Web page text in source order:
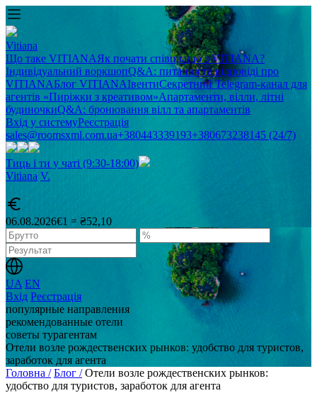
Vitiana
Що таке VITIANAЯк почати співпрацю з VITIANA?
Індивідуальний воркшопQ&A: питання та відповіді про
VITIANAБлог VITIANAІвентиСекретний Telegram-канал для
агентів «Пиріжки з креативом»Апартаменти, вілли, літні
будиночкиQ&A: бронювання вілл та апартаментів
Вхід у системуРеєстрація
sales@roomsxml.com.ua+380443339193+380673238145 (24/7)
Тиць і ти у чаті (9:30-18:00)
Vitiana V.
06.08.2026€1 = ₴52,10
UA EN
Вхід Реєстрація
популярные направления
рекомендованные отели
советы турагентам
Отели возле рождественских рынков: удобство для туристов,
заработок для агента
Головна / Блог / Отели возле рождественских рынков:
удобство для туристов, заработок для агента